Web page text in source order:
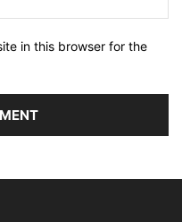
in this browser for the